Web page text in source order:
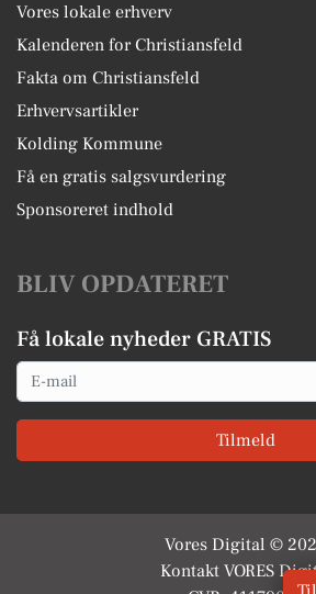
Vores lokale erhverv
Kalenderen for Christiansfeld
Fakta om Christiansfeld
Erhvervsartikler
Kolding Kommune
Få en gratis salgsvurdering
Sponsoreret indhold
BLIV OPDATERET
Få lokale nyheder GRATIS
Email
Tilmeld
Vores Digital ©
Kontakt VORES